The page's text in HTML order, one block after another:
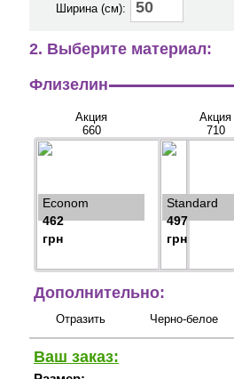
Ширина (см):
2. Выберите материал:
Флизелин
Акция
660
Econom
462
грн
Акция
710
Standard
497
грн
Дополнительно:
Отразить Черно-белое
Ваш заказ: